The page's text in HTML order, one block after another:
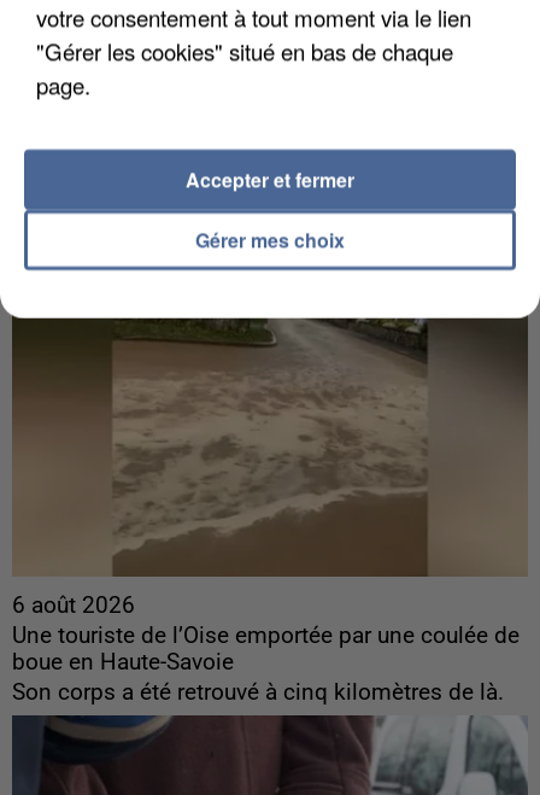
6 août 2026
Gabriel Attal et Raphaël Glucksmann visés par des
ingérences...
commun" avec les partis à la rentrée.
6 août 2026
Une touriste de l’Oise emportée par une coulée de
boue en Haute-Savoie
Son corps a été retrouvé à cinq kilomètres de là.
votre consentement à tout moment via le lien
"Gérer les cookies" situé en bas de chaque
page.
Gérer mes choix
Accepter et fermer